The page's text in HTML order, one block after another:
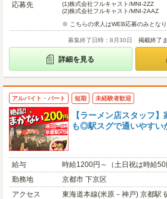
応募先
(1)株式会社フルキャスト/MNI-2ZZ
(2)株式会社フルキャスト/MNI-2AAZ
※ こちらの求人はWEB応募のみとな
募集終了日時：8月30日 掲載終了
詳細を見る
アルバイト・パート 短期 未経験者歓迎
【ラーメン店スタッフ
も◎駅スグで通いやすい
給与
時給1200円～（土日祝は時給
勤務地
京都市 下京区
アクセス
東海道本線(米原－神戸) 京都駅